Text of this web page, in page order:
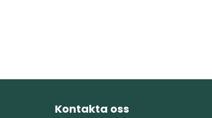
Kontakta oss